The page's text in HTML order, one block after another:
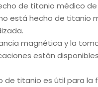
de titanio médico
está hecho de titanio
magnética y la
están
de titanio es útil para